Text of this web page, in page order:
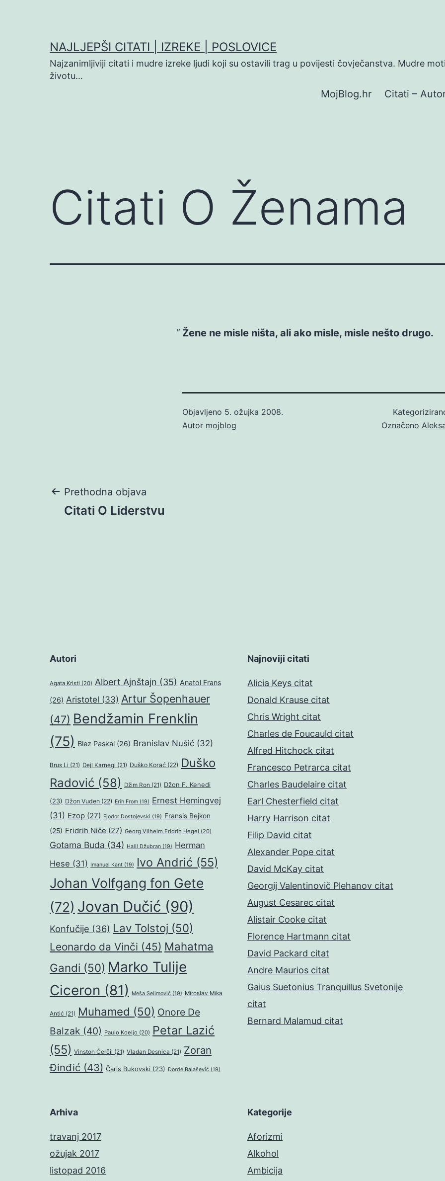
NAJLJEPŠI CITATI | IZREKE | POSLOVICE
Najzanimljiviji citati i mudre izreke ljudi koji su ostavili trag u povijesti čovječanstva. Mudre
životu…
MojBlog.hr Citati –
Citati O Ženama
Žene ne misle ništa, ali ako misle, misle nešto drugo.
Objavljeno 5. ožujka 2008.
Autor mojblog
Označeno
Navigacija
Prethodna objava
Citati O Liderstvu
Autori
Agata Kristi (20) Albert Ajnštajn (35) Anatol Frans
(26) Aristotel (33) Artur Šopenhauer
(47) Bendžamin Frenklin
(75) Blez Paskal (26) Branislav Nušić (32)
Brus Li (21) Dejl Karnegi (21) Duško Korać (22) Duško
Radović (58) Džim Ron (21) Džon F. Kenedi
(23) Džon Vuden (22) Erih From (19) Ernest Hemingvej
(31) Ezop (27) Fjodor Dostojevski (19) Fransis Bejkon
(25) Fridrih Niče (27) Georg Vilhelm Fridrih Hegel (20)
Gotama Buda (34) Halil Džubran (19) Herman
Hese (31) Imanuel Kant (19) Ivo Andrić (55)
Johan Volfgang fon Gete
(72) Jovan Dučić (90)
Konfučije (36) Lav Tolstoj (50)
Leonardo da Vinči (45) Mahatma
Gandi (50) Marko Tulije
Ciceron (81) Meša Selimović (19) Miroslav Mika
Antić (21) Muhamed (50) Onore De
Balzak (40) Paulo Koeljo (20) Petar Lazić
(55) Vinston Čerčil (21) Vladan Desnica (21) Zoran
Đinđić (43) Čarls Bukovski (23) Đorđe Balašević (19)
Najnoviji citati
Alicia Keys citat
Donald Krause citat
Chris Wright citat
Charles de Foucauld citat
Alfred Hitchock citat
Francesco Petrarca citat
Charles Baudelaire citat
Earl Chesterfield citat
Harry Harrison citat
Filip David citat
Alexander Pope citat
David McKay citat
Georgij Valentinovič Plehanov citat
August Cesarec citat
Alistair Cooke citat
Florence Hartmann citat
David Packard citat
Andre Maurios citat
Gaius Suetonius Tranquillus Svetonije
citat
Bernard Malamud citat
Arhiva
travanj 2017
ožujak 2017
listopad 2016
Kategorije
Aforizmi
Alkohol
Ambicija